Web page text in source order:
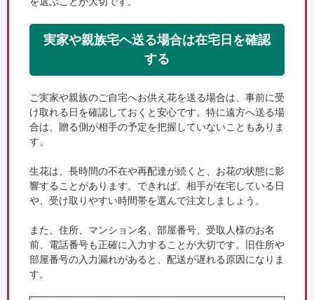
実家や親族宅へ送る場合は在宅日を確認
する
ご実家や親族のご自宅へお供え花を送る場合は、事前に受
け取れる日を確認しておくと安心です。特に遠方へ送る場
合は、贈る側が相手の予定を把握していないこともありま
す。
生花は、長時間の不在や再配達が続くと、お花の状態に影
響することがあります。できれば、相手が在宅している日
や、受け取りやすい時間帯を選んで注文しましょう。
また、住所、マンション名、部屋番号、受取人様のお名
前、電話番号も正確に入力することが大切です。旧住所や
部屋番号の入力漏れがあると、配送が遅れる原因になりま
す。